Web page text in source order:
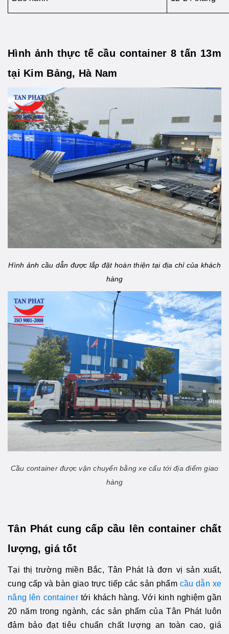
Hình ảnh thực tế cầu container 8 tấn 13m
tại Kim Bảng, Hà Nam
Hình ảnh cầu dẫn được lắp đặt hoàn thiện tại địa chỉ của khách
hàng
Cầu container được vận chuyển bằng xe cẩu tới địa điểm giao
hàng
Tân Phát cung cấp cầu lên container chất
lượng, giá tốt
Tại thị trường miền Bắc, Tân Phát là đơn vị sản xuất,
cung cấp và bàn giao trực tiếp các sản phẩm cầu dẫn xe
nâng lên containertới khách hàng. Với kinh nghiệm gần
20 năm trong ngành, các sản phẩm của Tân Phát luôn
đảm bảo đạt tiêu chuẩn chất lượng an toàn cao, giá